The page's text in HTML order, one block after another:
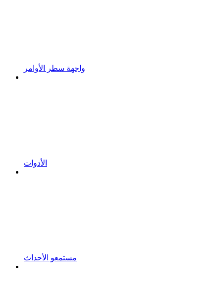
واجهة سطر الأوامر
الأدوات
مستمعو الأحداث